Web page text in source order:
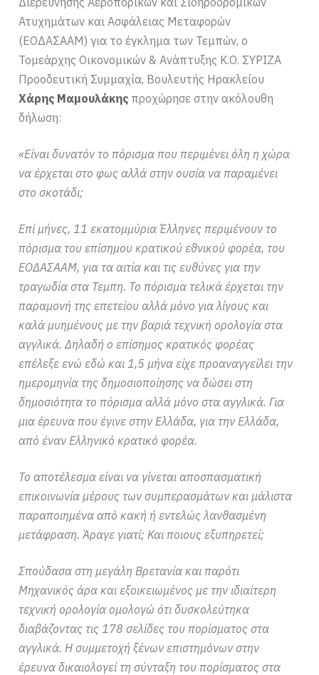
Ατυχημάτων και Ασφάλειας Μεταφορών
(ΕΟΔΑΣΑΑΜ) για το έγκλημα των Τεμπών, ο
Τομεάρχης Οικονομικών & Ανάπτυξης Κ.Ο. ΣΥΡΙΖΑ
Προοδευτική Συμμαχία, Βουλευτής Ηρακλείου
Χάρης Μαμουλάκης προχώρησε στην ακόλουθη
δήλωση:
«Είναι δυνατόν το πόρισμα που περιμένει όλη η χώρα
να έρχεται στο φως αλλά στην ουσία να παραμένει
στο σκοτάδι;
Επί μήνες, 11 εκατομμύρια Έλληνες περιμένουν το
πόρισμα του επίσημου κρατικού εθνικού φορέα, του
ΕΟΔΑΣΑΑΜ, για τα αιτία και τις ευθύνες για την
τραγωδία στα Τεμπη. Το πόρισμα τελικά έρχεται την
παραμονή της επετείου αλλά μόνο για λίγους και
καλά μυημένους με την βαριά τεχνική ορολογία στα
αγγλικά. Δηλαδή ο επίσημος κρατικός φορέας
επέλεξε ενώ εδώ και 1,5 μήνα είχε προαναγγείλει την
ημερομηνία της δημοσιοποίησης να δώσει στη
δημοσιότητα το πόρισμα αλλά μόνο στα αγγλικά. Για
μια έρευνα που έγινε στην Ελλάδα, για την Ελλάδα,
από έναν Ελληνικό κρατικό φορέα.
Το αποτέλεσμα είναι να γίνεται αποσπασματική
επικοινωνία μέρους των συμπερασμάτων και μάλιστα
παραποιημένα από κακή ή εντελώς λανθασμένη
μετάφραση. Άραγε γιατί; Και ποιους εξυπηρετεί;
Σπούδασα στη μεγάλη Βρετανία και παρότι
Μηχανικός άρα και εξοικειωμένος με την ιδιαίτερη
τεχνική ορολογία ομολογώ ότι δυσκολεύτηκα
διαβάζοντας τις 178 σελίδες του πορίσματος στα
αγγλικά. Η συμμετοχή ξένων επιστημόνων στην
έρευνα δικαιολογεί τη σύνταξη του πορίσματος στα